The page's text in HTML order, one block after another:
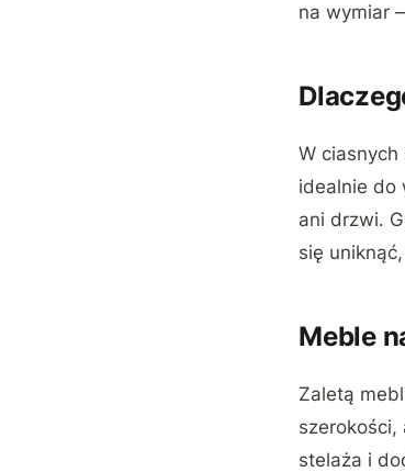
na wymiar
W
idealnie do
ani drzwi.
się
Meble
Zaletą
szerokości,
stelaża i